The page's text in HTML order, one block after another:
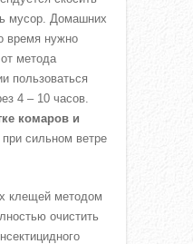
мусор. Домашних
время нужно
метода
пользоваться
4 – 10 часов.
комаров и
при сильном ветре
клещей методом
очистить